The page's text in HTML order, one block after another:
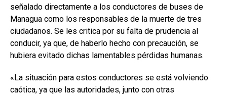
señalado directamente a los conductores de buses de
Managua como los responsables de la muerte de tres
ciudadanos. Se les critica por su falta de prudencia al
conducir, ya que, de haberlo hecho con precaución, se
hubiera evitado dichas lamentables pérdidas humanas.
«La situación para estos conductores se está volviendo
caótica, ya que las autoridades, junto con otras